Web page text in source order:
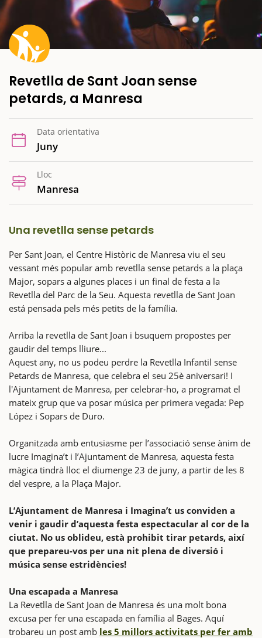
Revetlla de Sant Joan sense
petards, a Manresa
Data orientativa
Juny
Lloc
Manresa
Una revetlla sense petards
Per Sant Joan, el Centre Històric de Manresa viu el seu
vessant més popular amb revetlla sense petards a la plaça
Major, sopars a algunes places i un final de festa a la
Revetlla del Parc de la Seu. Aquesta revetlla de Sant Joan
está pensada pels més petits de la família.
Arriba la revetlla de Sant Joan i bsuquem propostes per
gaudir del temps lliure...
Aquest any, no us podeu perdre la Revetlla Infantil sense
Petards de Manresa, que celebra el seu 25è aniversari! I
l'Ajuntament de Manresa, per celebrar-ho, a programat el
mateix grup que va posar música per primera vegada: Pep
López i Sopars de Duro.
Organitzada amb entusiasme per l’associació sense ànim de
lucre Imagina’t i l’Ajuntament de Manresa, aquesta festa
màgica tindrà lloc el diumenge 23 de juny, a partir de les 8
del vespre, a la Plaça Major.
L’Ajuntament de Manresa i Imagina’t us conviden a
venir i gaudir d’aquesta festa espectacular al cor de la
ciutat. No us oblideu, està prohibit tirar petards, així
que prepareu-vos per una nit plena de diversió i
música sense estridències!
Una escapada a Manresa
La Revetlla de Sant Joan de Manresa és una molt bona
excusa per fer una escapada en família al Bages. Aquí
trobareu un post amb les 5 millors activitats per fer amb